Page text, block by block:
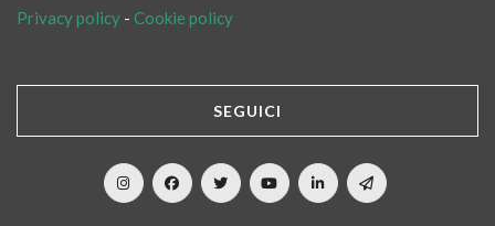
Privacy policy - Cookie policy
SEGUICI